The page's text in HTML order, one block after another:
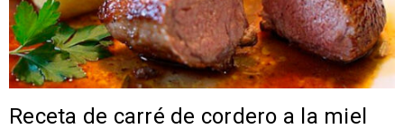
Receta de carré de cordero a la miel